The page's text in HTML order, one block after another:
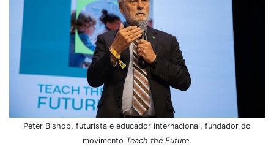
Peter Bishop, futurista e educador internacional, fundador do
movimento Teach the Future.